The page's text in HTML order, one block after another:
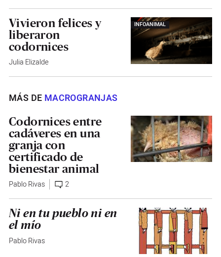
INFOANIMAL
Vivieron felices y
liberaron
codornices
Julia Elizalde
MÁS DE MACROGRANJAS
Codornices entre
cadáveres en una
granja con
certificado de
bienestar animal
Pablo Rivas 2
Ni en tu pueblo ni en
el mío
Pablo Rivas